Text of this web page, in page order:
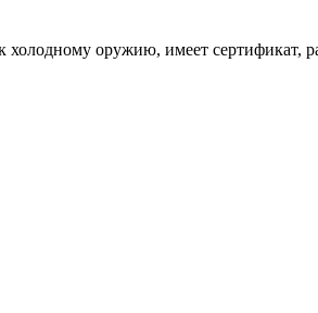
холодному оружию, имеет сертификат,